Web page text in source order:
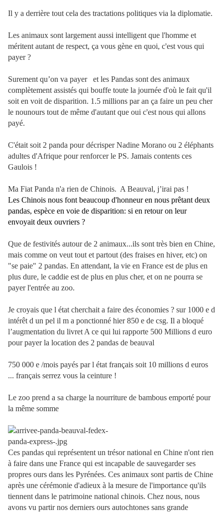
Il y a derrière tout cela des tractations politiques via la diplomatie.
Les animaux sont largement aussi intelligent que l'homme et
méritent autant de respect, ça vous gène en quoi, c'est vous qui
payer ?
Surement qu’on va payer
et les Pandas sont des animaux
complètement assistés qui bouffe toute la journée d'où le fait qu'il
soit en voit de disparition. 1.5 millions par an ça faire un peu cher
le nounours tout de même d'autant que oui c'est nous qui allons
payé.
C'était soit 2 panda pour décrisper Nadine Morano ou 2 éléphants
adultes d'Afrique pour renforcer le PS. Jamais contents ces
Gaulois !
Ma Fiat Panda n'a rien de Chinois. A Beauval, j’irai pas !
Les Chinois nous font beaucoup d'honneur en nous prêtant deux
pandas, espèce en voie de disparition: si en retour on leur
envoyait deux ouvriers ?
Que de festivités autour de 2 animaux...ils sont très bien en Chine,
mais comme on veut tout et partout (des fraises en hiver, etc) on
"se paie" 2 pandas. En attendant, la vie en France est de plus en
plus dure, le caddie est de plus en plus cher, et on ne pourra se
payer l'entrée au zoo.
Je croyais que l état cherchait a faire des économies ? sur 1000 e d
intérêt d un pel il m a ponctionné hier 850 e de csg. Il a bloqué
l’augmentation du livret A ce qui lui rapporte 500 Millions d euro
pour payer la location des 2 pandas de beauval
750 000 e /mois payés par l état français soit 10 millions d euros
... français serrez vous la ceinture !
Le zoo prend a sa charge la nourriture de bambous emporté pour
la même somme
Ces pandas qui représentent un trésor national en Chine n'ont rien
à faire dans une France qui est incapable de sauvegarder ses
propres ours dans les Pyrénées. Ces animaux sont partis de Chine
après une cérémonie d'adieux à la mesure de l'importance qu'ils
tiennent dans le patrimoine national chinois. Chez nous, nous
avons vu partir nos derniers ours autochtones sans grande